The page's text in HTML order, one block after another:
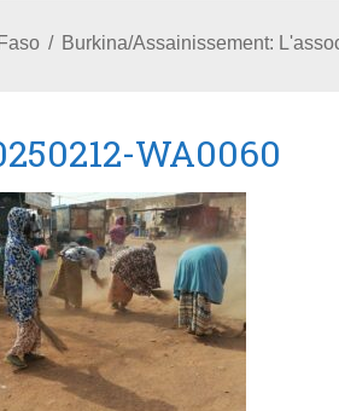
Burkina/Assainissement:
WA0060